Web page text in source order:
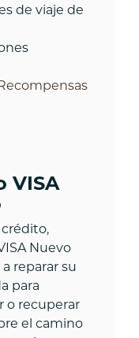
de viaje de
VISA
Nuevo
reparar su
para
o recuperar
el camino